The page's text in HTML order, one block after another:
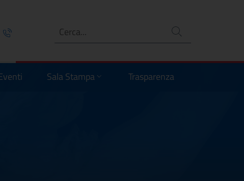
Telefono Ricerca
Sala Stampa Trasparenza